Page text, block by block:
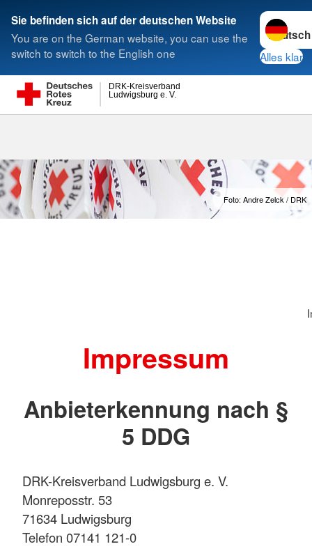
Sie befinden sich auf der deutschen Website
You are on the German website, you can use the
switch to switch to the English one
Sprache
Alles klar
Ludwigsburg e. V.
DRK-Kreisverband
Suche
Foto: Andre Zelck / DRK
Impressum
Anbieterkennung nach §
5 DDG
DRK-Kreisverband Ludwigsburg e. V.
Monreposstr. 53
71634 Ludwigsburg
Telefon 07141 121-0